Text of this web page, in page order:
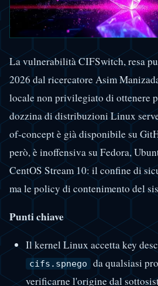
La vulnerabilità CIFSwitch, resa
2026 dal ricercatore Asim
locale non privilegiato di ottenere
dozzina di distribuzioni Linux
of-concept è già disponibile su
però, è inoffensiva su Fedora,
CentOS Stream 10: il confine di
ma le policy di contenimento del
Punti chiave
Il kernel Linux accetta key
cifs.spnego da qualsiasi
verificarne l'origine dal